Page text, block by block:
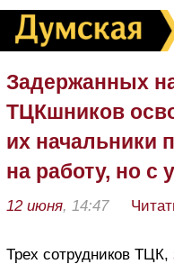
Задержанных
ТЦКшников
их начальники
на работу, но с
12 июня, 14:47
Трех сотрудников ТЦК,